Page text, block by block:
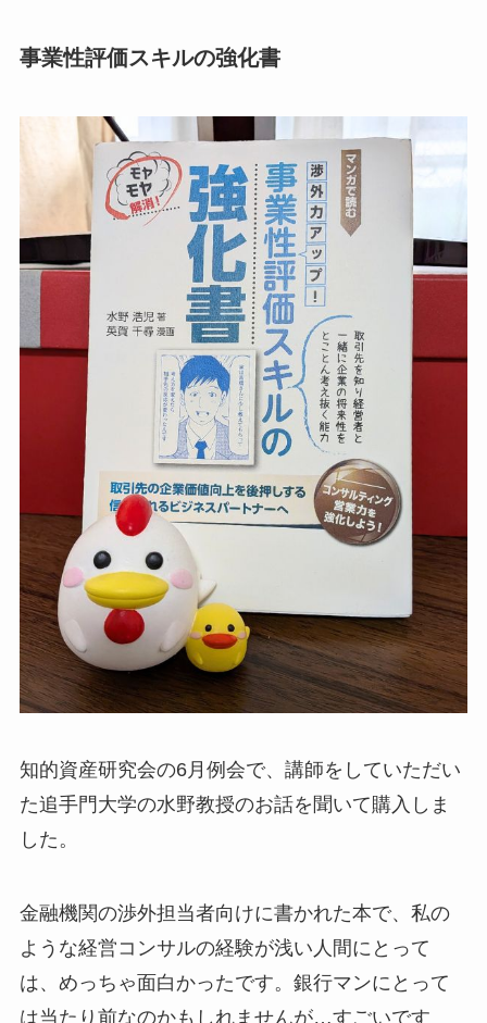
事業性評価スキルの強化書
知的資産研究会の6月例会で、講師をしていただい
た追手門大学の水野教授のお話を聞いて購入しま
した。
金融機関の渉外担当者向けに書かれた本で、私の
ような経営コンサルの経験が浅い人間にとって
は、めっちゃ面白かったです。銀行マンにとって
は当たり前なのかもしれませんが…すごいです